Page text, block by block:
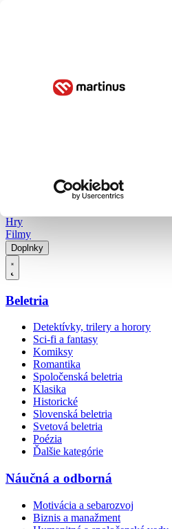
Hry
Filmy
Doplnky
Beletria
Detektívky, trilery a horory
Sci-fi a fantasy
Komiksy
Romantika
Spoločenská beletria
Klasika
Historické
Slovenská beletria
Svetová beletria
Poézia
Ďalšie kategórie
Náučná a odborná
Motivácia a sebarozvoj
Biznis a manažment